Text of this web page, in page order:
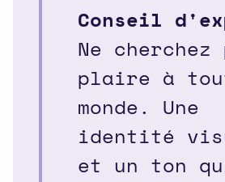
Conseil
Ne cherchez
plaire à
monde. Une
identité
et un ton